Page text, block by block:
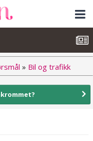
» Bil og trafikk